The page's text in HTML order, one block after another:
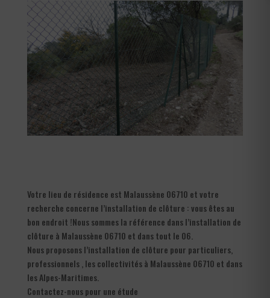
Votre lieu de résidence est Malaussène 06710 et votre
recherche concerne l’installation de clôture : vous êtes au
bon endroit !Nous sommes la référence dans l’installation de
clôture à Malaussène 06710 et dans tout le 06.
Nous proposons l’installation de clôture pour particuliers,
professionnels , les collectivités à Malaussène 06710 et dans
les Alpes-Maritimes.
Contactez-nous pour une étude